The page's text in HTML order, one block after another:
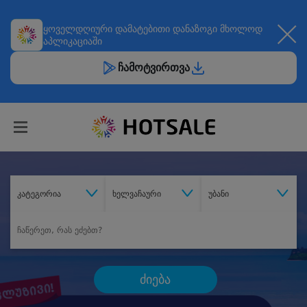
ყოველდღიური დამატებითი დანაზოგი მხოლოდ
აპლიკაციაში
ჩამოტვირთვა
კატეგორია ხელვაჩაური უბანი
ძიება